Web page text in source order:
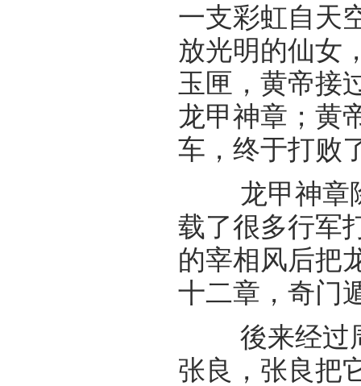
一支彩虹自天
放光明的仙女
玉匣，黄帝接
龙甲神章；黄
车，终于打败
龙甲神章除
载了很多行军
的宰相风后把
十二章，奇门
後来经过周
张良，张良把